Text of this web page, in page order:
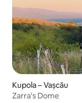
Kupola – Vașcău
Zarra's Dome